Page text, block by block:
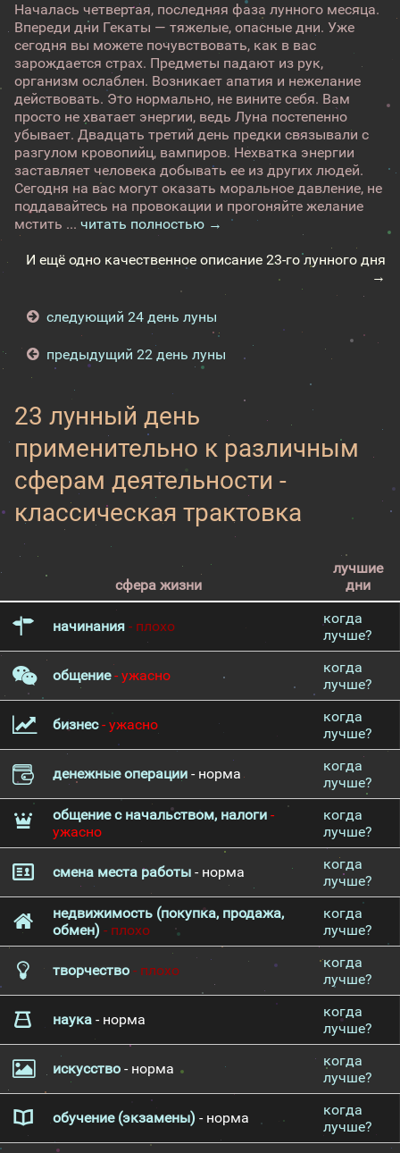
Началась четвертая, последняя фаза лунного месяца.
Впереди дни Гекаты — тяжелые, опасные дни. Уже
сегодня вы можете почувствовать, как в вас
зарождается страх. Предметы падают из рук,
организм ослаблен. Возникает апатия и нежелание
действовать. Это нормально, не вините себя. Вам
просто не хватает энергии, ведь Луна постепенно
убывает. Двадцать третий день предки связывали с
разгулом кровопийц, вампиров. Нехватка энергии
заставляет человека добывать ее из других людей.
Сегодня на вас могут оказать моральное давление, не
поддавайтесь на провокации и прогоняйте желание
мстить ... читать полностью →
И ещё одно качественное описание 23-го лунного дня
→
следующий 24 день луны
предыдущий 22 день луны
23 лунный день
применительно к различным
сферам деятельности -
классическая трактовка
сфера жизни
лучшие
дни
начинания - плохо
когда
лучше?
общение- ужасно
когда
лучше?
бизнес- ужасно
когда
лучше?
денежные операции - норма
когда
лучше?
общение с начальством, налоги -
ужасно
когда
лучше?
смена места работы - норма
когда
лучше?
недвижимость (покупка, продажа,
обмен) - плохо
когда
лучше?
творчество - плохо
когда
лучше?
наука - норма
когда
лучше?
искусство - норма
когда
лучше?
обучение (экзамены) - норма
когда
лучше?